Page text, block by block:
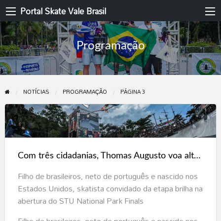
Portal Skate Vale Brasil
Programação
NOTÍCIAS PROGRAMAÇÃO PÁGINA 3
Com
três
cidadanias,
Thomas
Augusto
alto
Com três cidadanias, Thomas Augusto voa alto rumo à semifinal em Porto Seguro
Filho de brasileiros, neto de português e nascido nos
Estados Unidos, skatista convidado da etapa brilha na
abertura do STU National Park Finals